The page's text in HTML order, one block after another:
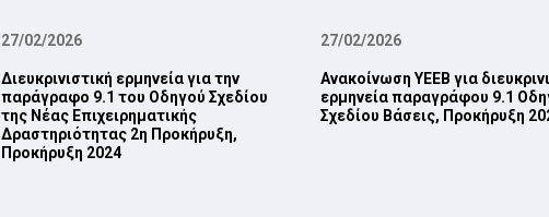
27/02/2026
Διευκρινιστική ερμηνεία για την
παράγραφο 9.1 του Οδηγού Σχεδίου
της Νέας ‎Επιχειρηματικής
Δραστηριότητας 2η Προκήρυξη,
Προκήρυξη 2024‎
27/02/2026
Ανακοίνωση ΥΕΕΒ για
ερμηνεία παραγράφου 9.1
Σχεδίου Βάσεις, Προκήρυξη